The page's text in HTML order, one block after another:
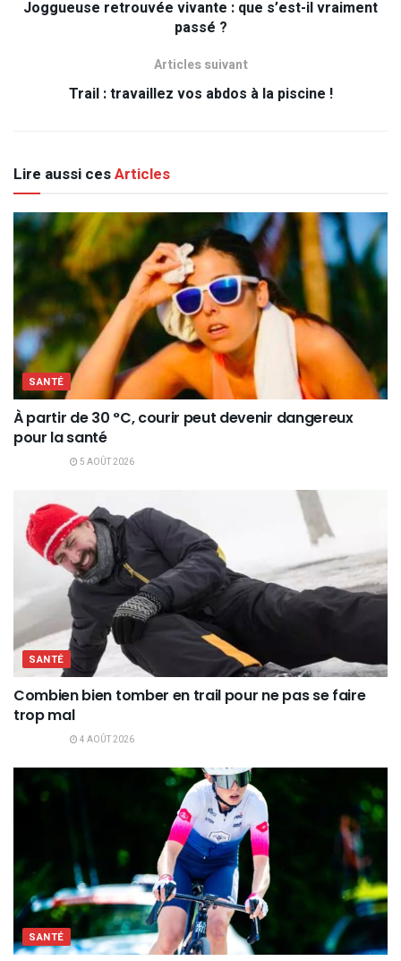
Joggueuse retrouvée vivante : que s’est-il vraiment
passé ?
Articles suivant
Trail : travaillez vos abdos à la piscine !
Lire aussi cesArticles
SANTÉ
À partir de 30 °C, courir peut devenir dangereux
pour la santé
5 AOÛT 2026
SANTÉ
Combien bien tomber en trail pour ne pas se faire
trop mal
4 AOÛT 2026
SANTÉ